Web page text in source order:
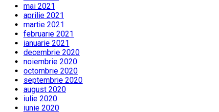
mai 2021
aprilie 2021
martie 2021
februarie 2021
ianuarie 2021
decembrie 2020
noiembrie 2020
octombrie 2020
septembrie 2020
august 2020
iulie 2020
iunie 2020